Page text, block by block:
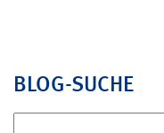
BLOG-SUCHE